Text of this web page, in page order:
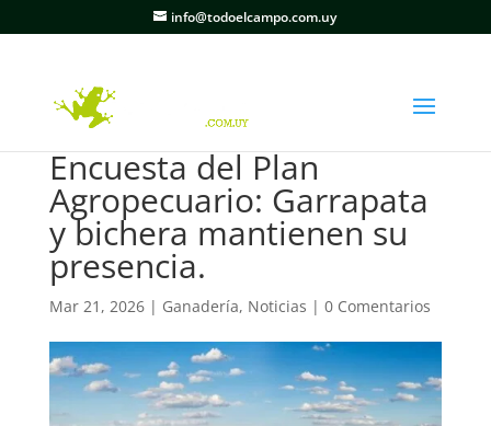
info@todoelcampo.com.uy
Encuesta del Plan
Agropecuario: Garrapata
y bichera mantienen su
presencia.
Mar 21, 2026| Ganadería, Noticias | 0 Comentarios